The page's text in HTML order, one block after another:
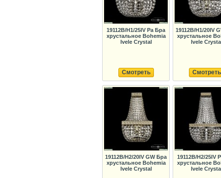
19112B/H1/25IV Pa Бра
хрустальное Bohemia
Ivele Crystal
Смотреть
19112B/H1/20IV
хрустальное
Ivele
Смотреть
19112B/H2/20IV GW Бра
хрустальное Bohemia
Ivele Crystal
19112B/H2/25IV
хрустальное
Ivele